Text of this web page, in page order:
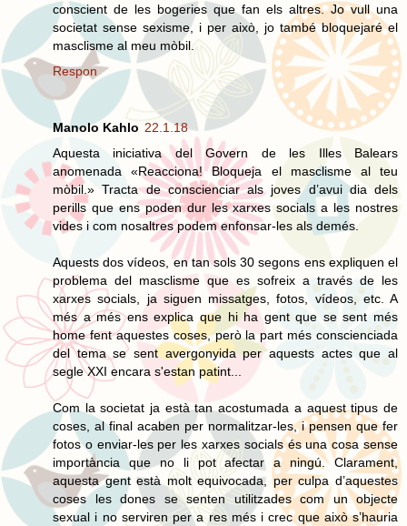
conscient de les bogeries que fan els altres. Jo vull una
societat sense sexisme, i per això, jo també bloquejaré el
masclisme al meu mòbil.
Respon
Manolo Kahlo 22.1.18
Aquesta iniciativa del Govern de les Illes Balears
anomenada «Reacciona! Bloqueja el masclisme al teu
mòbil.» Tracta de conscienciar als joves d’avui dia dels
perills que ens poden dur les xarxes socials a les nostres
vides i com nosaltres podem enfonsar-les als demés.
Aquests dos vídeos, en tan sols 30 segons ens expliquen el
problema del masclisme que es sofreix a través de les
xarxes socials, ja siguen missatges, fotos, vídeos, etc. A
més a més ens explica que hi ha gent que se sent més
home fent aquestes coses, però la part més conscienciada
del tema se sent avergonyida per aquests actes que al
segle XXI encara s'estan patint...
Com la societat ja està tan acostumada a aquest tipus de
coses, al final acaben per normalitzar-les, i pensen que fer
fotos o enviar-les per les xarxes socials és una cosa sense
importància que no li pot afectar a ningú. Clarament,
aquesta gent està molt equivocada, per culpa d’aquestes
coses les dones se senten utilitzades com un objecte
sexual i no serviren per a res més i crec que això s’hauria